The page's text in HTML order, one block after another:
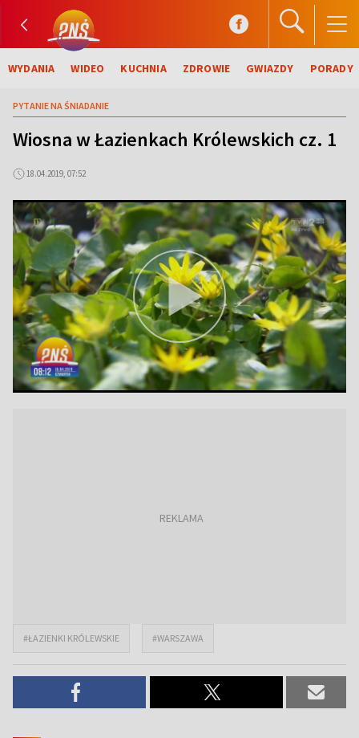
WYDANIA WIDEO KUCHNIA ZDROWIE GWIAZDY PORADY
PYTANIE NA ŚNIADANIE
Wiosna w Łazienkach Królewskich cz. 1
18.04.2019, 07:52
#ŁAZIENKI KRÓLEWSKIE #WARSZAWA